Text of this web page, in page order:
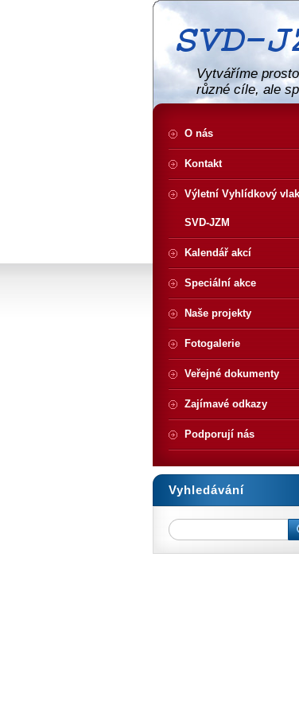
Vytváříme
různé cíle, ale
O nás
Kontakt
Výletní Vyhlídkový vlak
SVD-JZM
Kalendář akcí
Speciální akce
Naše projekty
Fotogalerie
Veřejné dokumenty
Zajímavé odkazy
Podporují nás
Vyhledávání